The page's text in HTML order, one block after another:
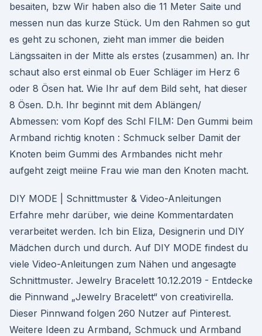
besaiten, bzw Wir haben also die 11 Meter Saite und
messen nun das kurze Stück. Um den Rahmen so gut
es geht zu schonen, zieht man immer die beiden
Längssaiten in der Mitte als erstes (zusammen) an. Ihr
schaut also erst einmal ob Euer Schläger im Herz 6
oder 8 Ösen hat. Wie Ihr auf dem Bild seht, hat dieser
8 Ösen. D.h. Ihr beginnt mit dem Ablängen/
Abmessen: vom Kopf des Schl FILM: Den Gummi beim
Armband richtig knoten : Schmuck selber Damit der
Knoten beim Gummi des Armbandes nicht mehr
aufgeht zeigt meiine Frau wie man den Knoten macht.
DIY MODE | Schnittmuster & Video-Anleitungen
Erfahre mehr darüber, wie deine Kommentardaten
verarbeitet werden. Ich bin Eliza, Designerin und DIY
Mädchen durch und durch. Auf DIY MODE findest du
viele Video-Anleitungen zum Nähen und angesagte
Schnittmuster. Jewelry Bracelett 10.12.2019 - Entdecke
die Pinnwand „Jewelry Bracelett“ von creativirella.
Dieser Pinnwand folgen 260 Nutzer auf Pinterest.
Weitere Ideen zu Armband, Schmuck und Armband